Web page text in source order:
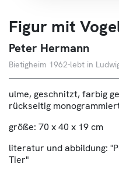
Figur mit
Peter Hermann
Bietigheim 1962-lebt in
ulme, geschnitzt, farbig
rückseitig
größe: 70 x 40 x 19 cm
literatur und abbildung:
Tier"